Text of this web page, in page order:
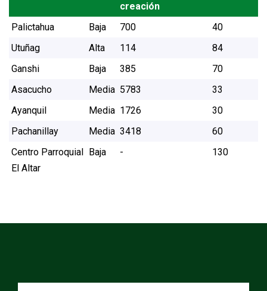
creación
Palictahua Baja 700
40
Utuñag
Alta 114
84
Ganshi
Baja 385
70
Asacucho
Media 5783
33
Ayanquil
Media 1726
30
Pachanillay
Media 3418
60
Centro Parroquial
El Altar
Baja - 130